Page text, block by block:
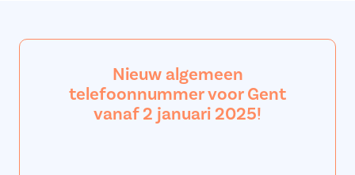
Nieuw algemeen
telefoonnummer voor Gent
vanaf 2 januari 2025!